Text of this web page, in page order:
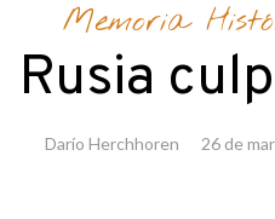
Memoria
Rusia
Darío Herchhoren 26 de